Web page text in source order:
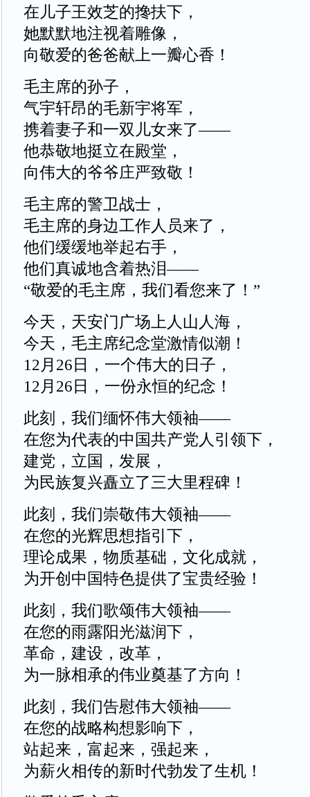
在儿子王效芝的搀扶下，
她默默地注视着雕像，
向敬爱的爸爸献上一瓣心香！
毛主席的孙子，
气宇轩昂的毛新宇将军，
携着妻子和一双儿女来了——
他恭敬地挺立在殿堂，
向伟大的爷爷庄严致敬！
毛主席的警卫战士，
毛主席的身边工作人员来了，
他们缓缓地举起右手，
他们真诚地含着热泪——
“敬爱的毛主席，我们看您来了！”
今天，天安门广场上人山人海，
今天，毛主席纪念堂激情似潮！
12月26日，一个伟大的日子，
12月26日，一份永恒的纪念！
此刻，我们缅怀伟大领袖——
在您为代表的中国共产党人引领下，
建党，立国，发展，
为民族复兴矗立了三大里程碑！
此刻，我们崇敬伟大领袖——
在您的光辉思想指引下，
理论成果，物质基础，文化成就，
为开创中国特色提供了宝贵经验！
此刻，我们歌颂伟大领袖——
在您的雨露阳光滋润下，
革命，建设，改革，
为一脉相承的伟业奠基了方向！
此刻，我们告慰伟大领袖——
在您的战略构想影响下，
站起来，富起来，强起来，
为薪火相传的新时代勃发了生机！